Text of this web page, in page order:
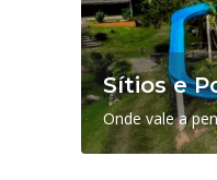
Sítios e
Onde vale a